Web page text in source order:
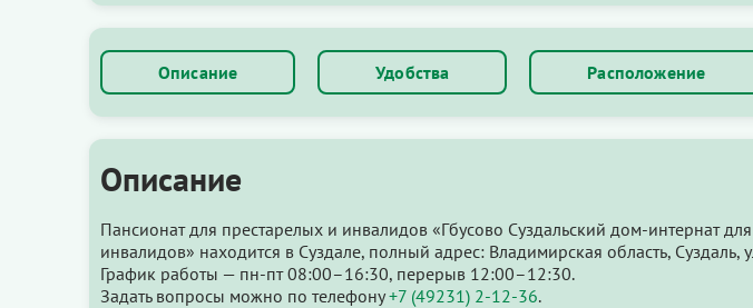
Описание Удобства Расположение
Описание
Пансионат для престарелых и инвалидов «Гбусово Суздальский дом-интернат
инвалидов» находится в Суздале, полный адрес: Владимирская область, Суздаль,
График работы — пн-пт 08:00–16:30, перерыв 12:00–12:30.
Задать вопросы можно по телефону+7 (49231) 2-12-36.